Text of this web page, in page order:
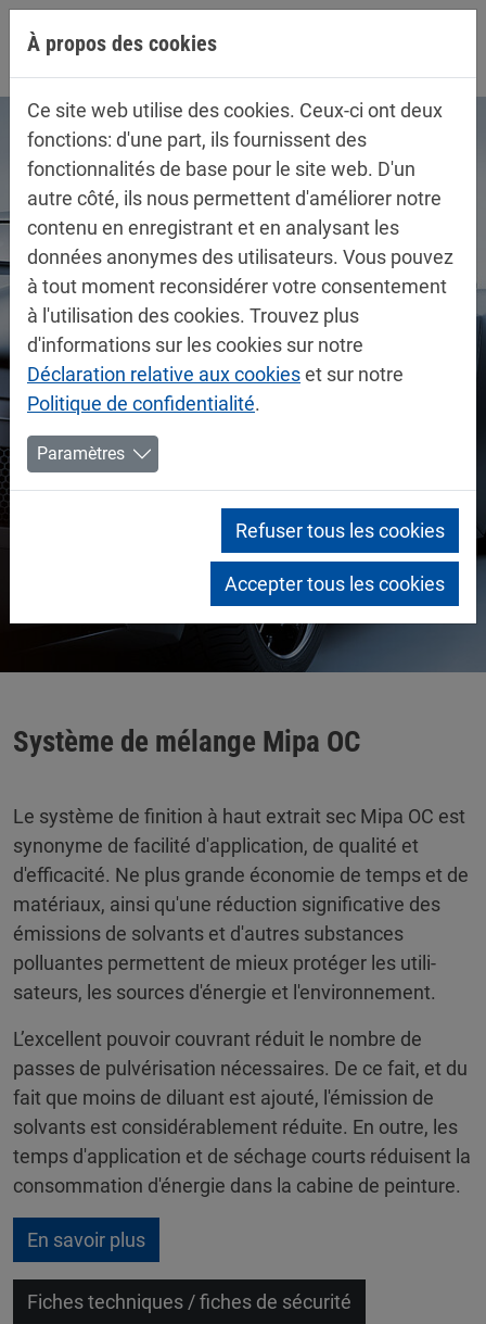
Aller directement à la navigation principale
Aller directement au contenu
Système de mélange Mipa OC
Le système de finition à haut extrait sec Mipa OC est
synonyme de facilité d'application, de qualité et
d'efficacité. Ne plus grande économie de temps et de
matériaux, ainsi qu'une réduction significative des
émissions de solvants et d'autres substances
polluantes permettent de mieux protéger les utili­
sateurs, les sources d'énergie et l'environnement.
L’excellent pouvoir couvrant réduit le nombre de
passes de pulvérisation nécessaires. De ce fait, et du
fait que moins de diluant est ajouté, l'émission de
solvants est considérablement réduite. En outre, les
temps d'application et de séchage courts réduisent la
consommation d'énergie dans la cabine de peinture.
En savoir plus
Fiches techniques / fiches de sécurité
À propos des cookies
Ce site web utilise des cookies. Ceux-ci ont deux
fonctions: d'une part, ils fournissent des
fonctionnalités de base pour le site web. D'un
autre côté, ils nous permettent d'améliorer notre
contenu en enregistrant et en analysant les
données anonymes des utilisateurs. Vous pouvez
à tout moment reconsidérer votre consentement
à l'utilisation des cookies. Trouvez plus
d'informations sur les cookies sur notre
Déclaration relative aux cookieset sur notre
Politique de confidentialité.
Paramètres
Refuser tous les cookies
Accepter tous les cookies